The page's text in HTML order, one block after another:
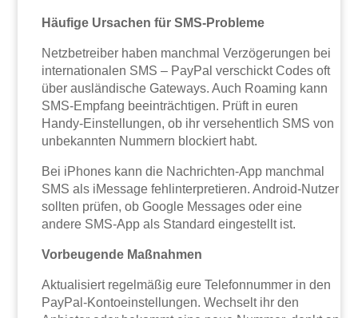
Häufige Ursachen für SMS-Probleme
Netzbetreiber haben manchmal Verzögerungen bei
internationalen SMS – PayPal verschickt Codes oft
über ausländische Gateways. Auch Roaming kann
SMS-Empfang beeinträchtigen. Prüft in euren
Handy-Einstellungen, ob ihr versehentlich SMS von
unbekannten Nummern blockiert habt.
Bei iPhones kann die Nachrichten-App manchmal
SMS als iMessage fehlinterpretieren. Android-Nutzer
sollten prüfen, ob Google Messages oder eine
andere SMS-App als Standard eingestellt ist.
Vorbeugende Maßnahmen
Aktualisiert regelmäßig eure Telefonnummer in den
PayPal-Kontoeinstellungen. Wechselt ihr den